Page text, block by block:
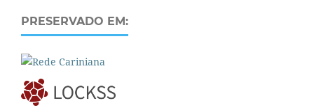
PRESERVADO EM: